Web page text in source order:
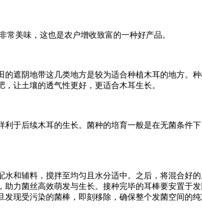
美味，这也是农户增收致富的一种好产品。
遮阴地带这几类地方是较为适合种植木耳的地方。
让土壤的透气性更好，更适合木耳生长。
于后续木耳的生长。菌种的培育一般是在无菌条件
和辅料，搅拌至均匀且水分适中。之后，将混合好
力菌丝高效萌发与生长。接种完毕的耳棒要安置于
现受污染的菌棒，即刻移除，确保整个发菌空间的